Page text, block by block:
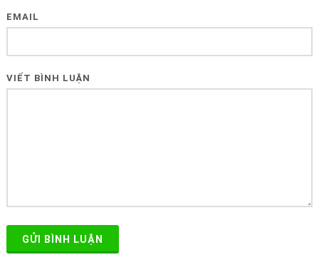
EMAIL
VIẾT BÌNH LUẬN
GỬI BÌNH LUẬN